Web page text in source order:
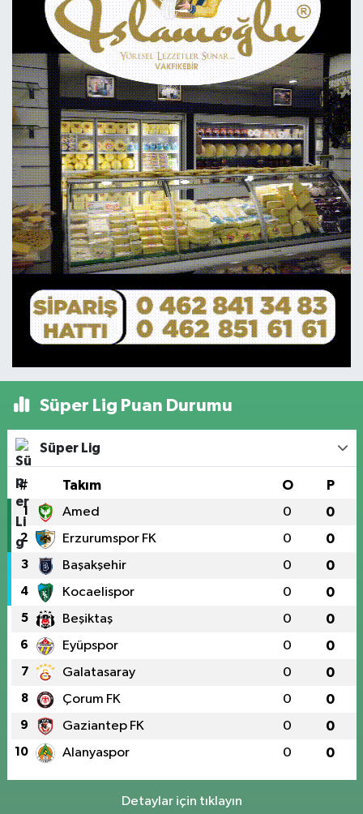
Süper Lig Puan Durumu
Süper Lig
# Takım O P
1 Amed 0 0
2 Erzurumspor FK 0 0
3 Başakşehir 0 0
4 Kocaelispor 0 0
5 Beşiktaş 0 0
6 Eyüpspor 0 0
7 Galatasaray 0 0
8 Çorum FK 0 0
9 Gaziantep FK 0 0
10 Alanyaspor 0 0
Detaylar için tıklayın